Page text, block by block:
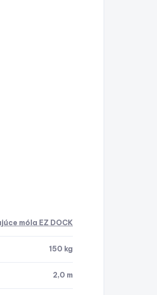
móla EZ DOCK
150 kg
2,0 m